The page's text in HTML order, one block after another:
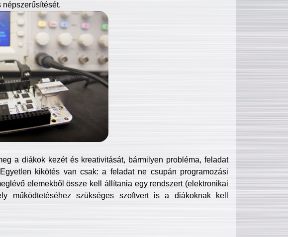
a diákok kezét és kreativitását, bármilyen probléma, feladat
kikötés van csak: a feladat ne csupán programozási
elemekből össze kell állítania egy rendszert (elektronikai
működtetéséhez szükséges szoftvert is a diákoknak kell